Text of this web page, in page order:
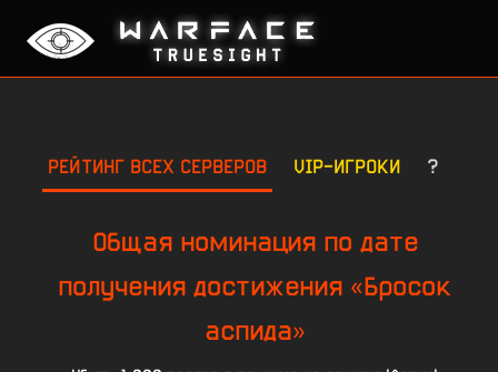
РЕЙТИНГ ВСЕХ СЕРВЕРОВ VIP-ИГРОКИ ?
Общая номинация по дате
получения достижения «Бросок
аспида»